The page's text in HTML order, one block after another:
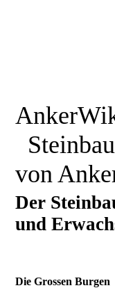
von
Der
und
Die Grossen Burgen